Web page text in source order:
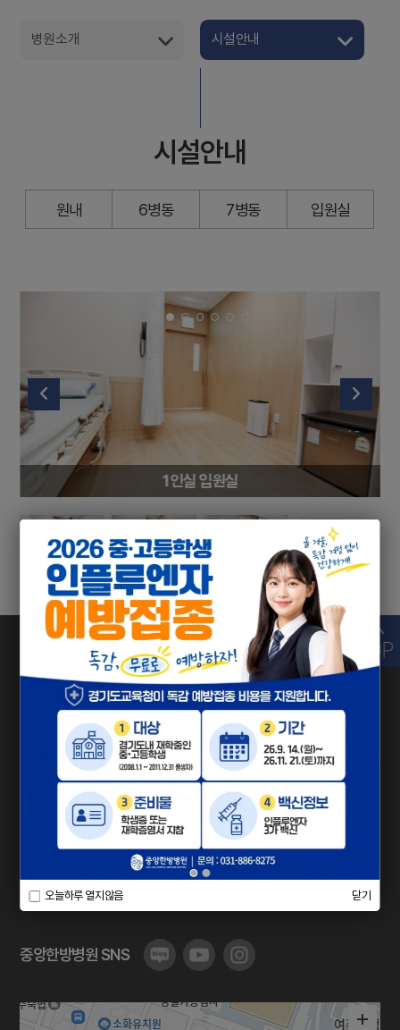
오늘하루 열지않음 닫기
병원소개 시설안내
시설안내
원내 6병동 7병동 입원실
1인실 입원실
전화상담 TEL
031-886-8275
H.P
010-4446-8275
010-7499-8275
카톡상담
카톡 아이디 검색에서
중앙한방병원을 검색해보세요!
진료시간 평일
AM 9 : 00 - PM 8 : 00
토 · 일 · 공휴일 AM 9 : 00 - PM 2 : 00
중앙한방병원 SNS